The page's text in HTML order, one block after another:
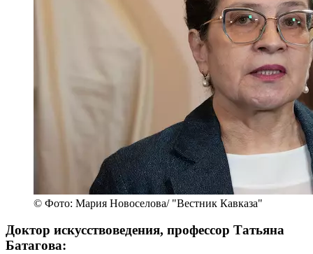
© Фото: Мария Новоселова/ "Вестник Кавказа"
Доктор искусствоведения, профессор Татьяна
Батагова: